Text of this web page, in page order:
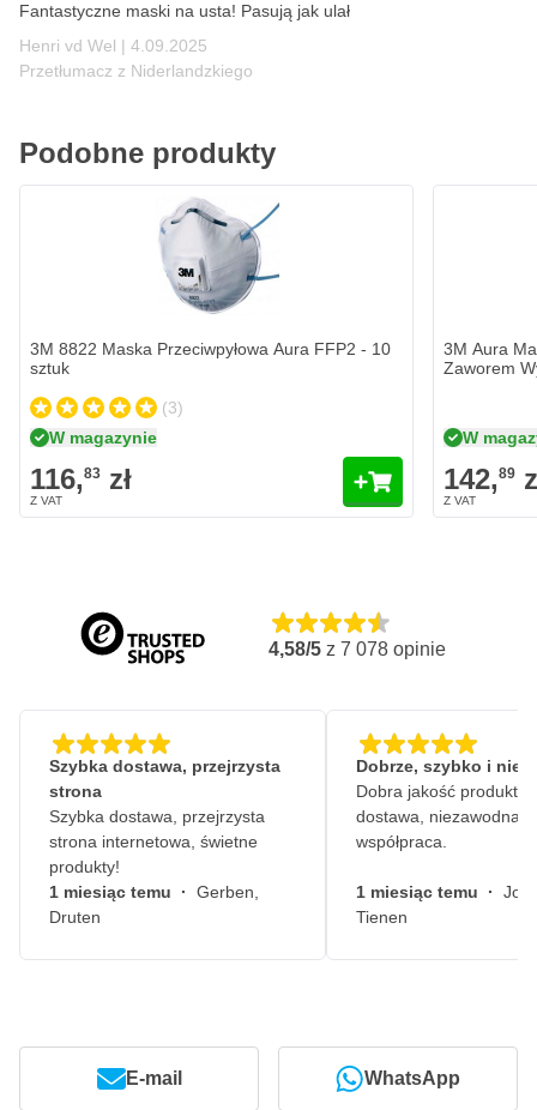
Fantastyczne maski na usta! Pasują jak ulał
Henri vd Wel | 4 września 2025
4.09.2025
Przetłumacz z Niderlandzkiego
Podobne produkty
3M 8822 Maska Przeciwpyłowa Aura FFP2 - 10
sztuk
(3)
W magazynie
116,83 zł
3M Aura
Zaworem
W
142,89
4,58/5 z 7 078 opinie
Szybka dostawa, przejrzysta
strona
Szybka dostawa, przejrzysta
strona internetowa, świetne
produkty!
1 miesiąc temu · Gerben,
Druten
Dobrze, szybko i
Dobra jakość
dostawa, niezawodna
współpraca.
1 miesiąc temu ·
Tienen
E-mail WhatsApp